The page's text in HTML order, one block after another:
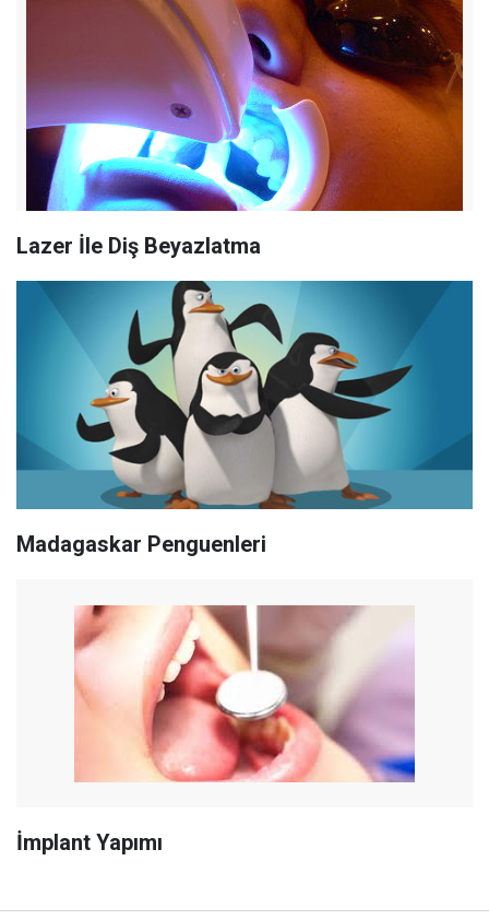
Lazer İle Diş Beyazlatma
Madagaskar Penguenleri
İmplant Yapımı